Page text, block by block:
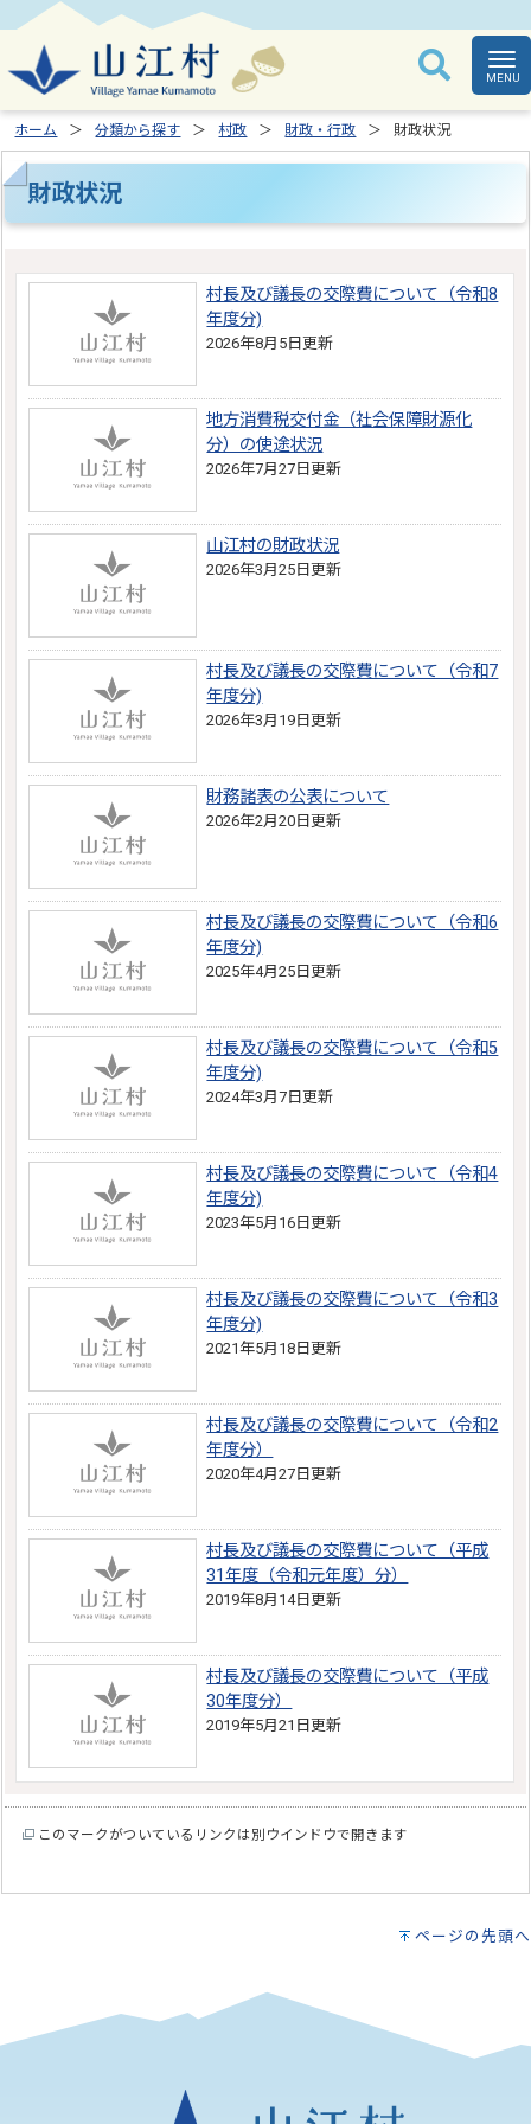
ホーム 分類から探す 村政 財政・行政 財政状況
財政状況
村長及び議長の交際費について（令和8
年度分)
2026年8月5日更新
地方消費税交付金（社会保障財源化
分）の使途状況
2026年7月27日更新
山江村の財政状況
2026年3月25日更新
村長及び議長の交際費について（令和7
年度分)
2026年3月19日更新
財務諸表の公表について
2026年2月20日更新
村長及び議長の交際費について（令和6
年度分)
2025年4月25日更新
村長及び議長の交際費について（令和5
年度分)
2024年3月7日更新
村長及び議長の交際費について（令和4
年度分)
2023年5月16日更新
村長及び議長の交際費について（令和3
年度分)
2021年5月18日更新
村長及び議長の交際費について（令和2
年度分）
2020年4月27日更新
村長及び議長の交際費について（平成
31年度（令和元年度）分）
2019年8月14日更新
村長及び議長の交際費について（平成
30年度分）
2019年5月21日更新
このマークがついているリンクは別ウインドウで開きます
ページの先頭へ